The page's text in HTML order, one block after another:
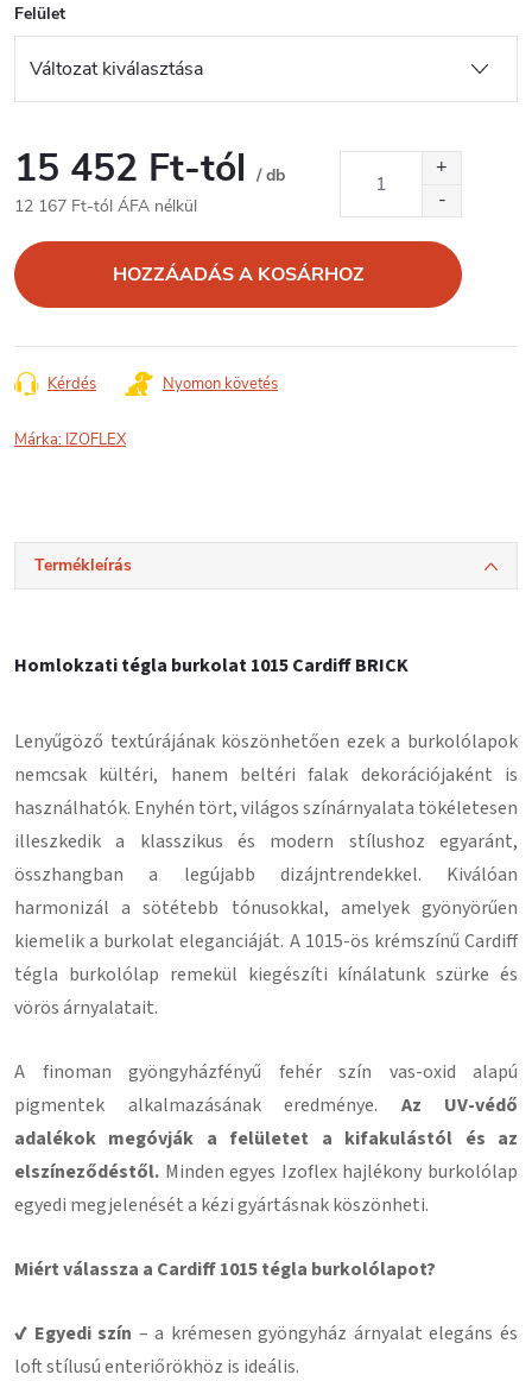
Felület
15 452 Ft-tól / db
12 167 Ft-tól ÁFA nélkül
HOZZÁADÁS A KOSÁRHOZ
Kérdés Nyomon követés
Márka: IZOFLEX
Termékleírás
Homlokzati tégla burkolat 1015 Cardiff BRICK
Lenyűgöző textúrájának köszönhetően ezek a burkolólapok
nemcsak kültéri, hanem beltéri falak dekorációjaként is
használhatók. Enyhén tört, világos színárnyalata tökéletesen
illeszkedik a klasszikus és modern stílushoz egyaránt,
összhangban a legújabb dizájntrendekkel. Kiválóan
harmonizál a sötétebb tónusokkal, amelyek gyönyörűen
kiemelik a burkolat eleganciáját. A 1015-ös krémszínű Cardiff
tégla burkolólap remekül kiegészíti kínálatunk szürke és
vörös árnyalatait.
A finoman gyöngyházfényű fehér szín vas-oxid alapú
pigmentek alkalmazásának eredménye. Az UV-védő
adalékok megóvják a felületet a kifakulástól és az
elszíneződéstől. Minden egyes Izoflex hajlékony burkolólap
egyedi megjelenését a kézi gyártásnak köszönheti.
Miért válassza a Cardiff 1015 tégla burkolólapot?
✔ Egyedi szín – a krémesen gyöngyház árnyalat elegáns és
loft stílusú enteriőrökhöz is ideális.